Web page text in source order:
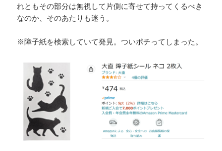
れともその部分は無視して片側に寄せて持ってくるべき
なのか、そのあたりも迷う。
※障子紙を検索していて発見。ついポチってしまった。